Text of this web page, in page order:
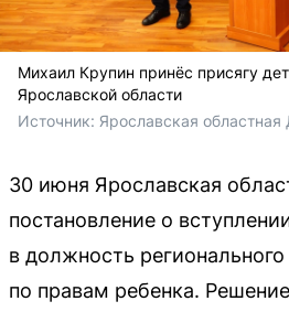
Михаил Крупин принёс присягу
Ярославской области
Источник: Ярославская
30 июня Ярославская
постановление о
в должность
по правам ребенка.